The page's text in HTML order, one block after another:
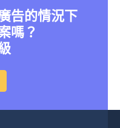
告的情況下
嗎？